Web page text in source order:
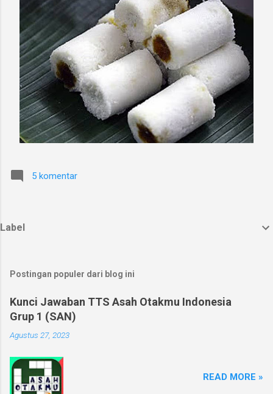
5 komentar
Label
Postingan populer dari blog ini
Kunci Jawaban TTS Asah Otakmu Indonesia
Grup 1 (SAN)
Agustus 27, 2023
READ MORE »